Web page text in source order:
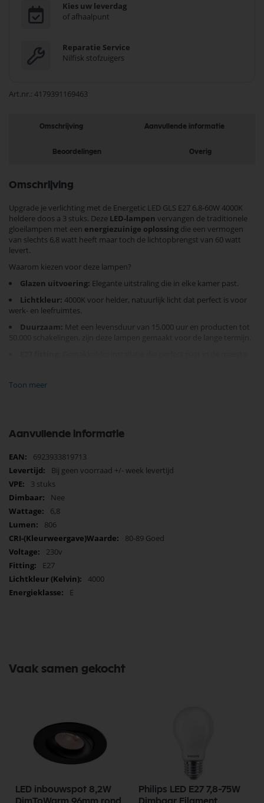
Kies uw leverdag
of afhaalpunt
Reparatie Service
Nilfisk stofzuigers
Art.nr. 4179391169463
Omschrijving Aanvullende informatie
Beoordelingen Overig
Omschrijving
Upgrade je verlichting met de Energetic LED GLS E27 6,8-60W 4000K
heldere doos a 3 stuks. Deze LED-lampen vervangen de traditionele
gloeilampen met een energiezuinige oplossing die een vermogen
van slechts 6,8 watt heeft maar toch de lichtopbrengst van 60 watt
levert.
Waarom kiezen voor deze lampen?
Glazen uitvoering: Elegante uitstraling die in elke kamer past.
Lichtkleur: 4000K voor helder, natuurlijk licht dat perfect is voor
werk- en leefruimtes.
Duurzaam: Met een levensduur van 15.000 uur en producten tot
50.000 schakelingen, zijn deze lampen gemaakt voor de lange termijn.
Energielabel F:
goed in elke standaard lamphouder. Hulp bij het creëren van een
gezelliger en duurzamer huis begint hier.
Met een garantie van 2 jaar heb je zekerheid van kwaliteit. Ervaar een
langdurige, heldere verlichting in elke kamer. Bestel vandaag nog en
transformeer je woonruimte makkelijk en snel!
Toon meer
Aanvullende informatie
Meer
informatie
6923933819713
Bij geen voorraad +/- week levertijd
3 stuks
Nee
6,8
806
80-89 Goed
230v
E27
4000
E
Vaak samen gekocht
LED inbouwspot 8,2W
DimToWarm 96mm rond
Philips LED E27 7,8-75W
Dimbaar Filament